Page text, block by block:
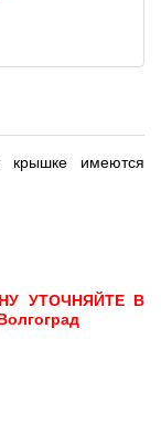
крышке имеются
УТОЧНЯЙТЕ В